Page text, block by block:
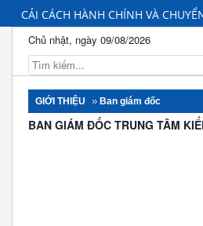
CẢI CÁCH HÀNH CHÍNH VÀ
Chủ nhật, ngày 09/08/2026
GIỚI THIỆU Ban giám đốc
BAN GIÁM ĐỐC TRUNG TÂM